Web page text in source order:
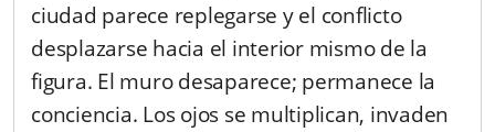
ciudad parece replegarse y el conflicto
desplazarse hacia el interior mismo de la
figura. El muro desaparece; permanece la
conciencia. Los ojos se multiplican, invaden